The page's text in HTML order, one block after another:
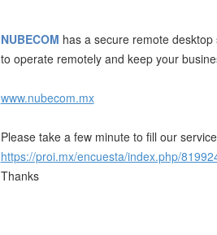
NUBECOM has a secure remote
to operate remotely and keep your
www.nubecom.mx
Please take a few minute to fill our
https://proi.mx/encuesta/index.php/
Thanks